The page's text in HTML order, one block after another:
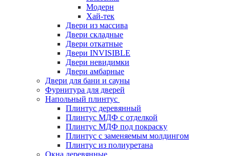
Модерн
Хай-тек
Двери из массива
Двери складные
Двери откатные
Двери INVISIBLE
Двери невидимки
Двери амбарные
Двери для бани и сауны
Фурнитура для дверей
Напольный плинтус
Плинтус деревянный
Плинтус МДФ с отделкой
Плинтус МДФ под покраску
Плинтус с заменяемым молдингом
Плинтус из полиуретана
Окна деревянные